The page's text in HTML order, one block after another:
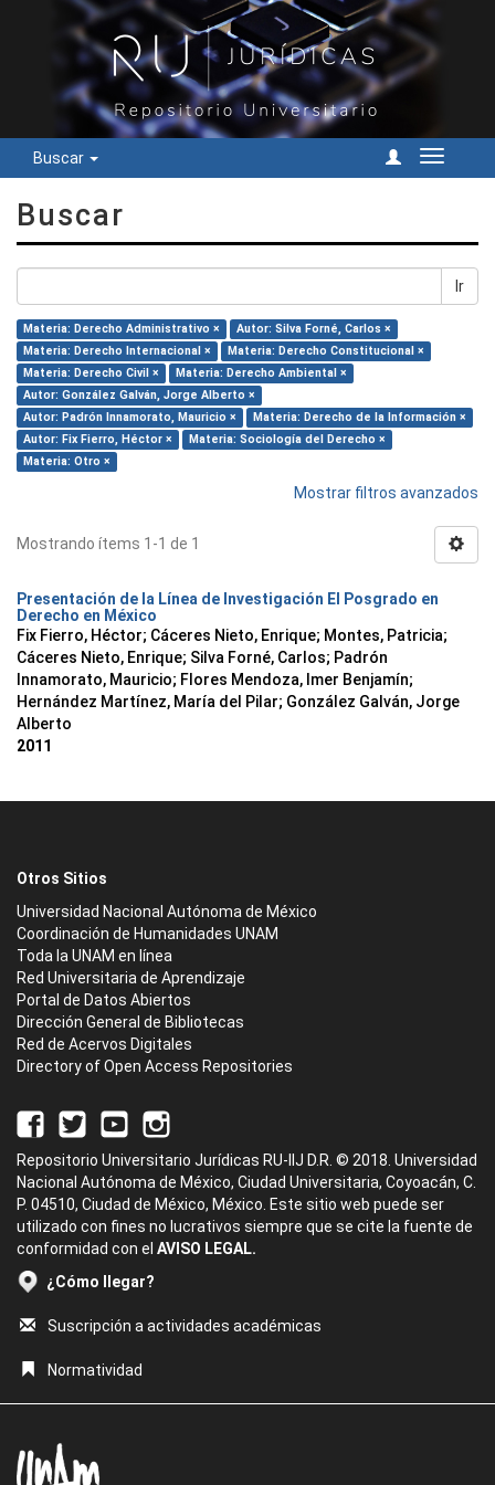
Buscar
Cambiar
Buscar
Ir
Materia: Derecho Administrativo ×
Autor: Silva Forné, Carlos ×
Materia: Derecho Internacional ×
Materia: Derecho Constitucional ×
Materia: Derecho Civil ×
Materia: Derecho Ambiental ×
Autor: González Galván, Jorge Alberto ×
Autor: Padrón Innamorato, Mauricio ×
Materia: Derecho de la Información ×
Autor: Fix Fierro, Héctor ×
Materia: Sociología del Derecho ×
Materia: Otro ×
Mostrar filtros avanzados
Mostrando ítems 1-1 de 1
Presentación de la Línea de Investigación El Posgrado en
Derecho en México
Fix Fierro, Héctor; Cáceres Nieto, Enrique; Montes, Patricia;
Cáceres Nieto, Enrique; Silva Forné, Carlos; Padrón
Innamorato, Mauricio; Flores Mendoza, Imer Benjamín;
Hernández Martínez, María del Pilar; González Galván, Jorge
Alberto
2011
Otros Sitios
Universidad Nacional Autónoma de México
Coordinación de Humanidades UNAM
Toda la UNAM en línea
Red Universitaria de Aprendizaje
Portal de Datos Abiertos
Dirección General de Bibliotecas
Red de Acervos Digitales
Directory of Open Access Repositories
Repositorio Universitario Jurídicas RU-IIJ D.R. © 2018. Universidad
Nacional Autónoma de México, Ciudad Universitaria, Coyoacán, C.
P. 04510, Ciudad de México, México. Este sitio web puede ser
utilizado con fines no lucrativos siempre que se cite la fuente de
conformidad con el AVISO LEGAL.
¿Cómo llegar?
Suscripción a actividades académicas
Normatividad